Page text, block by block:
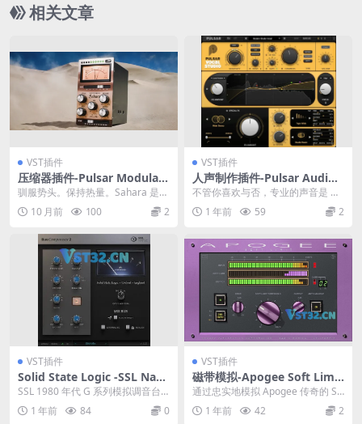
相关文章
VST插件
压缩器插件-Pulsar Modular
– Q Sahara v1.0.3
驯服势头。保持热量。Sahara 是一
款压缩器，专为那些不想摆弄控件
的人而设计。...
10 月前 100 2
VST插件
人声制作插件-Pulsar Audio
Vocal Studio v1.0.15-R2R
不管你喜欢与否，专业的声音是 制
作的人声 .完美无瑕的人声是根据多
年经验进行深思...
1 年前 59 2
VST插件
Solid State Logic -SSL Nati
ve Bus Compressor 2 v1.0.
55
SSL 1980 年代 G 系列模拟调音台
的中段压缩器是音频制作的传奇。
这是无数...
1 年前 84 0
VST插件
磁带模拟-Apogee Soft Limit
v1.0.15
通过忠实地模拟 Apogee 传奇的 So
ft Limit™ Soft Limi...
1 年前 42 2